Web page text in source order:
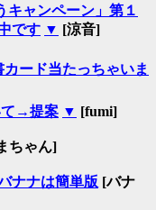
キャンペーン」第１
です ▼ [涼音]
ード当たっちゃいま
て→提案 ▼ [fumi]
ちゃん]
ナナは簡単版 [バナ